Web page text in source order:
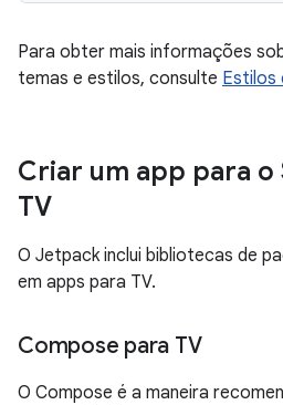
Para obter mais informações
temas e estilos, consulte Estilos
Criar um app para o
TV
O Jetpack inclui bibliotecas de
em apps para TV.
Compose para TV
O Compose é a maneira